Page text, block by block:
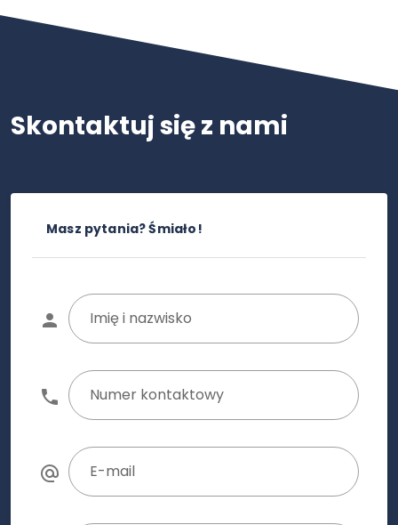
Skontaktuj się z nami
Masz pytania? Śmiało!
Imię i nazwisko
Numer kontaktowy
E-mail